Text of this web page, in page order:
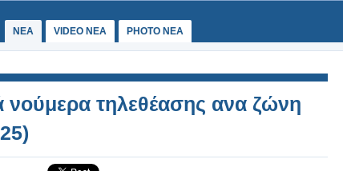
ΝΕΑ VIDEO NEA PHOTO NEA
νούμερα τηλεθέασης ανα ζώνη